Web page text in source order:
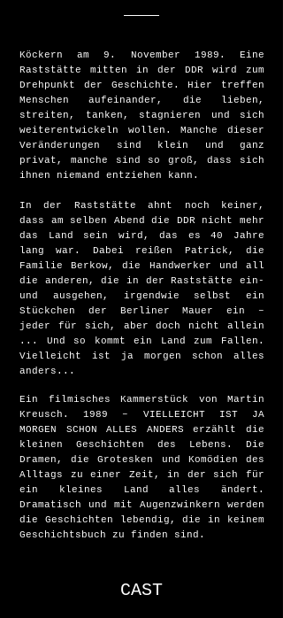
Köckern am 9. November 1989. Eine
Raststätte mitten in der DDR wird zum
Drehpunkt der Geschichte. Hier treffen
Menschen aufeinander, die lieben,
streiten, tanken, stagnieren und sich
weiterentwickeln wollen. Manche dieser
Veränderungen sind klein und ganz
privat, manche sind so groß, dass sich
ihnen niemand entziehen kann.
In der Raststätte ahnt noch keiner,
dass am selben Abend die DDR nicht mehr
das Land sein wird, das es 40 Jahre
lang war. Dabei reißen Patrick, die
Familie Berkow, die Handwerker und all
die anderen, die in der Raststätte ein-
und ausgehen, irgendwie selbst ein
Stückchen der Berliner Mauer ein –
jeder für sich, aber doch nicht allein
... Und so kommt ein Land zum Fallen.
Vielleicht ist ja morgen schon alles
anders...
Ein filmisches Kammerstück von Martin
Kreusch. 1989 – VIELLEICHT IST JA
MORGEN SCHON ALLES ANDERS erzählt die
kleinen Geschichten des Lebens. Die
Dramen, die Grotesken und Komödien des
Alltags zu einer Zeit, in der sich für
ein kleines Land alles ändert.
Dramatisch und mit Augenzwinkern werden
die Geschichten lebendig, die in keinem
Geschichtsbuch zu finden sind.
CAST